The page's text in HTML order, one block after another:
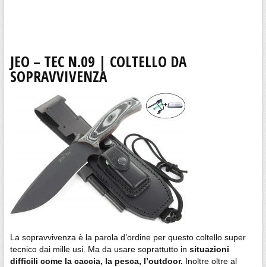
JEO – TEC N.09 | COLTELLO DA
SOPRAVVIVENZA
La sopravvivenza è la parola d’ordine per questo coltello super
tecnico dai mille usi. Ma da usare soprattutto in situazioni
difficili come la caccia, la pesca, l’outdoor. Inoltre oltre al